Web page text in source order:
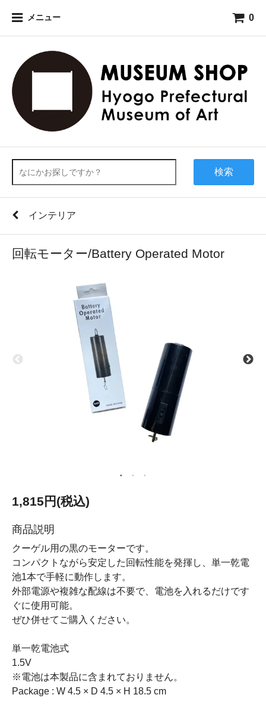
メニュー 0
検索
インテリア
回転モーター/Battery Operated Motor
1,815円(税込)
商品説明
クーゲル用の黒のモーターです。
コンパクトながら安定した回転性能を発揮し、単一乾電
池1本で手軽に動作します。
外部電源や複雑な配線は不要で、電池を入れるだけです
ぐに使用可能。
ぜひ併せてご購入ください。
単一乾電池式
1.5V
※電池は本製品に含まれておりません。
Package : W 4.5 × D 4.5 × H 18.5 cm